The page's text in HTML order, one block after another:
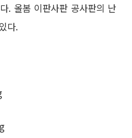
. 올봄 이판사판 공사판의 난
다.